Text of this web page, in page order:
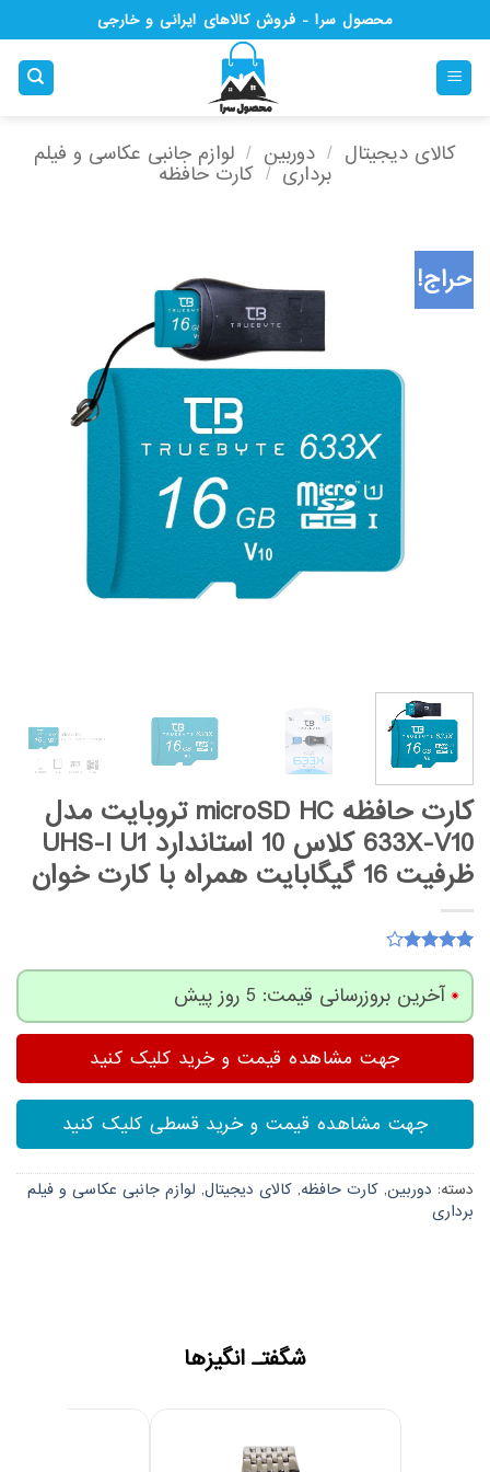
to
content
محصول سرا - فروش کالاهای ایرانی و خارجی
کالای دیجیتال / دوربین / لوازم جانبی عکاسی و فیلم
برداری / کارت حافظه
حراج!
کارت حافظه microSD HC تروبایت مدل
633X-V10 کلاس 10 استاندارد UHS-I U1
ظرفیت 16 گیگابایت همراه با کارت خوان
4.07
امتیاز
مشتری
آخرین بروزرسانی قیمت: 5 روز پیش
جهت مشاهده قیمت و خرید کلیک کنید
جهت مشاهده قیمت و خرید قسطی کلیک کنید
دسته: دوربین, کارت حافظه, کالای دیجیتال, لوازم جانبی عکاسی و فیلم
برداری
شگفتـ انگیزها